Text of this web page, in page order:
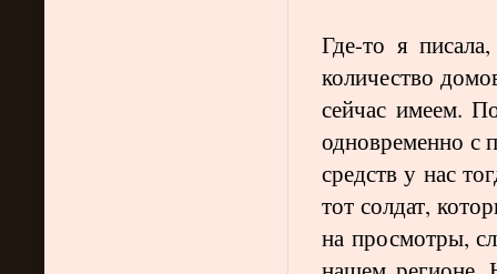
Где-то я
количество
сейчас имеем.
одновременно с
средств у нас
тот солдат,
на просмотры,